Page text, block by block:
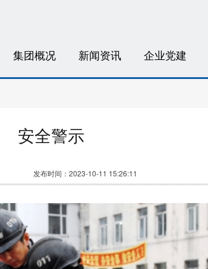
集团概况 新闻资讯 企业党建
安全警示
发布时间：2023-10-11 15:26:11